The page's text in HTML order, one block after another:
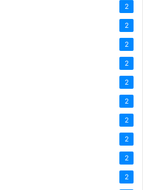
2
2
2
2
2
2
2
2
2
2